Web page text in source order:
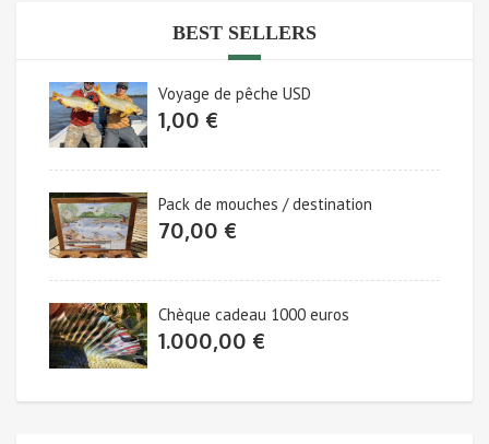
BEST SELLERS
Voyage de pêche USD
1,00 €
Pack de mouches / destination
70,00 €
Chèque cadeau 1000 euros
1.000,00 €